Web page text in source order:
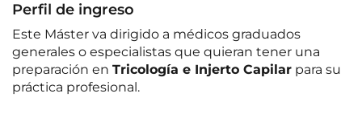
Perfil de ingreso
Este Máster va dirigido a médicos graduados
generales o especialistas que quieran tener una
preparación en Tricología e Injerto Capilar para su
práctica profesional.